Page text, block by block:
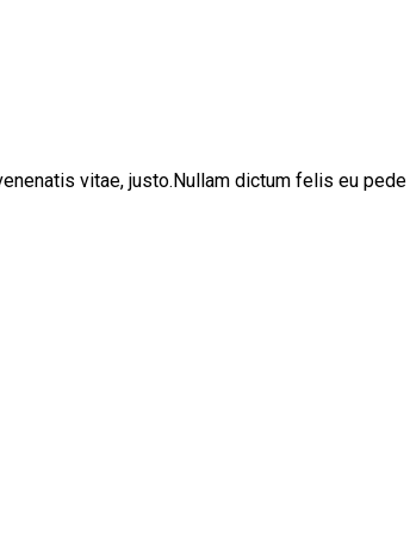
vitae, justo.Nullam dictum felis eu